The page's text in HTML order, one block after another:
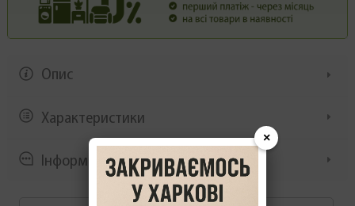
Опис
Характеристики
Інформація/демонстрація
×